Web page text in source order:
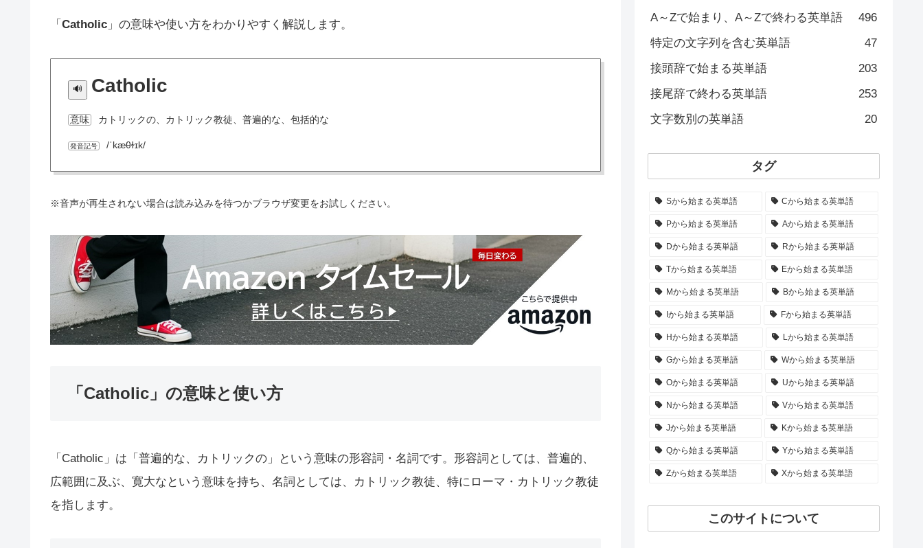
「 Catholic 」の意味や使い方をわかりやすく解説します。
Catholic
意味 カトリックの、カトリック教徒、普遍的な、包括的な
発音記号 /ˈkæθɫɪk/
※音声が再生されない場合は読み込みを待つかブラウザ変更をお試しください。
「Catholic」の意味と使い方
「Catholic」は「普遍的な、カトリックの」という意味の形容詞・名詞です。形容詞としては、普遍的、
広範囲に及ぶ、寛大なという意味を持ち、名詞としては、カトリック教徒、特にローマ・カトリック教徒
を指します。
A～Zで始まり、A～Zで終わる英単語
496
特定の文字列を含む英単語
47
接頭辞で始まる英単語
203
接尾辞で終わる英単語
253
文字数別の英単語
20
タグ
Sから始まる英単語 Cから始まる英単語
Pから始まる英単語 Aから始まる英単語
Dから始まる英単語 Rから始まる英単語
Tから始まる英単語 Eから始まる英単語
Mから始まる英単語 Bから始まる英単語
Iから始まる英単語 Fから始まる英単語
Hから始まる英単語 Lから始まる英単語
Gから始まる英単語 Wから始まる英単語
Oから始まる英単語 Uから始まる英単語
Nから始まる英単語 Vから始まる英単語
Jから始まる英単語 Kから始まる英単語
Qから始まる英単語 Yから始まる英単語
Zから始まる英単語 Xから始まる英単語
このサイトについて